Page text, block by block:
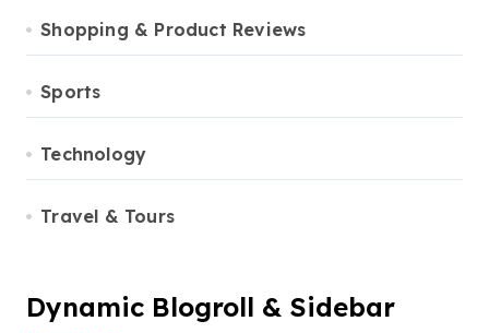
Shopping & Product Reviews
Sports
Technology
Travel & Tours
Dynamic Blogroll & Sidebar